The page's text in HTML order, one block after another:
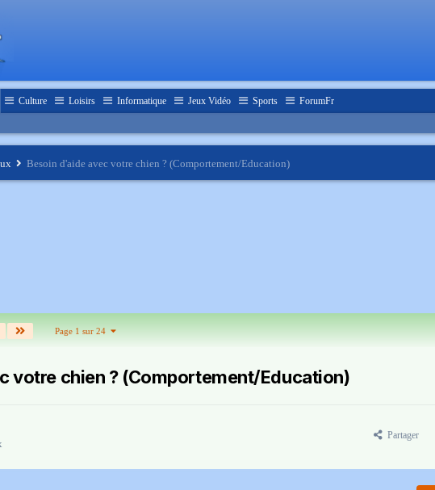
Culture Loisirs Informatique Jeux Vidéo Sports ForumFr
Besoin d'aide avec votre chien ? (Comportement/Education)
Page 1 sur 24
votre chien ? (Comportement/Education)
Partager